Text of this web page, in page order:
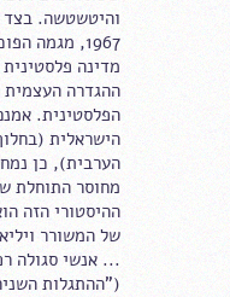
והיטשטשה. בצד
1967, מגמה
מדינה
ההגדרה
הפלסטינית.
הערבית), כן
מחוסר התוחלת
ההיסטורי הזה
של המשורר
... אנשי סגולה
("ההתגלות